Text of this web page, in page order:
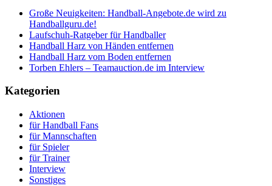
Große Neuigkeiten: Handball-Angebote.de wird zu
Handballguru.de!
Laufschuh-Ratgeber für Handballer
Handball Harz von Händen entfernen
Handball Harz vom Boden entfernen
Torben Ehlers – Teamauction.de im Interview
Kategorien
Aktionen
für Handball Fans
für Mannschaften
für Spieler
für Trainer
Interview
Sonstiges